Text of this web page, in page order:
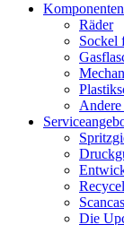
Komponenten
Räder
Sockel
Die